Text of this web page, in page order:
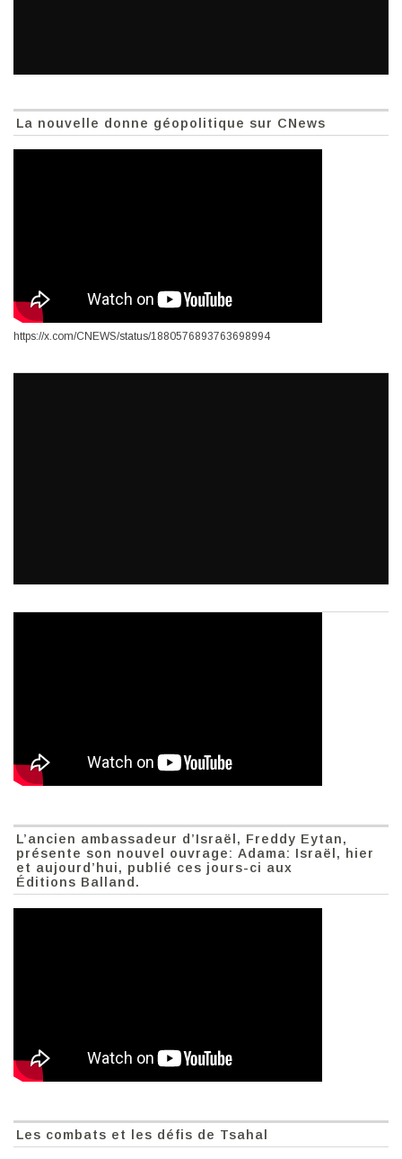
La nouvelle donne géopolitique sur CNews
https://x.com/CNEWS/status/1880576893763698994
L’ancien ambassadeur d’Israël, Freddy Eytan,
présente son nouvel ouvrage: Adama: Israël, hier
et aujourd’hui, publié ces jours-ci aux
Éditions Balland.
Les combats et les défis de Tsahal